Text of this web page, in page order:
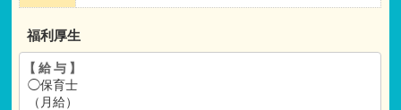
福利厚生
【給与】
◯保育士
（月給）